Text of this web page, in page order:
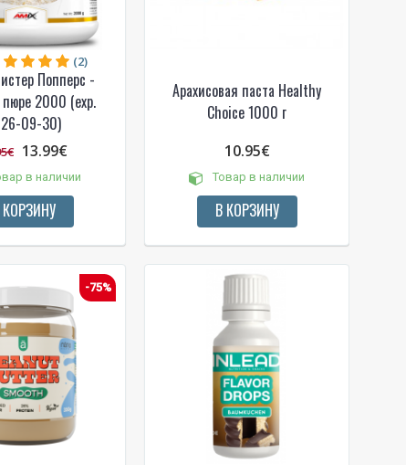
Попперс -
2000 (exp.
09-30)
(2)
13.99€
в наличии
Арахисовая паста Healthy
Choice 1000 г
10.95€
Товар в наличии
В КОРЗИНУ
-75%